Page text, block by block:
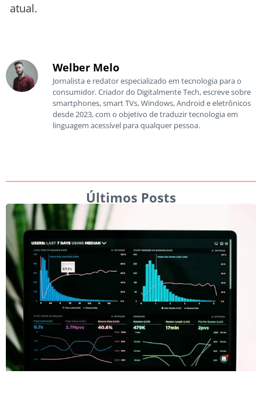
atual.
Welber Melo
Jornalista e redator especializado em tecnologia para o
consumidor. Criador do Digitalmente Tech, escreve sobre
smartphones, smart TVs, Windows, Android e eletrônicos
desde 2023, com o objetivo de traduzir tecnologia em
linguagem acessível para qualquer pessoa.
Últimos Posts